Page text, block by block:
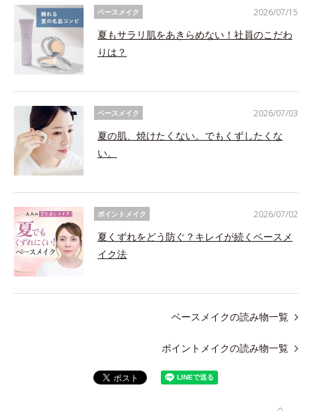
ベースメイク
夏もサラリ肌をあきらめない！社員のこだわ
りは？
2026/07/15
ベースメイク
夏の肌、焼けたくない。でもくずしたくな
い。
2026/07/03
ポイントメイク
夏くずれをどう防ぐ？キレイが続くベースメ
イク法
2026/07/02
ベースメイクの読み物一覧
ポイントメイクの読み物一覧